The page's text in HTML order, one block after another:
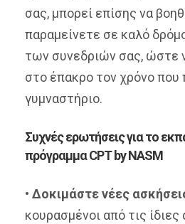
σας, μπορεί επίσης να
παραμείνετε σε καλό
των συνεδριών σας, ώστε
στο έπακρο τον χρόνο που
γυμναστήριο.
Συχνές ερωτήσεις για το
πρόγραμμα CPT by NASM
• Δοκιμάστε νέες
κουρασμένοι από τις